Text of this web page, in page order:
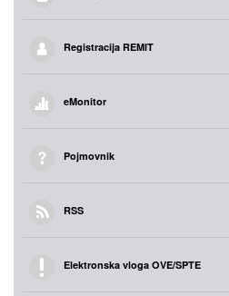
Registracija REMIT
eMonitor
Pojmovnik
RSS
Elektronska vloga OVE/SPTE